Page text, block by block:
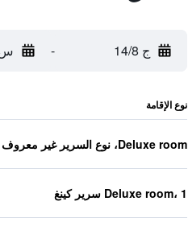
ج 14/8 - س
نوع الإقامة
Deluxe room، نوع السرير غير معروف
Deluxe room، 1 سرير كينغ